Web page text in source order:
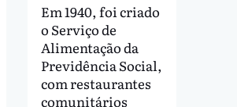
Em 1940, foi criado
o Serviço de
Alimentação da
Previdência Social,
com restaurantes
comunitários